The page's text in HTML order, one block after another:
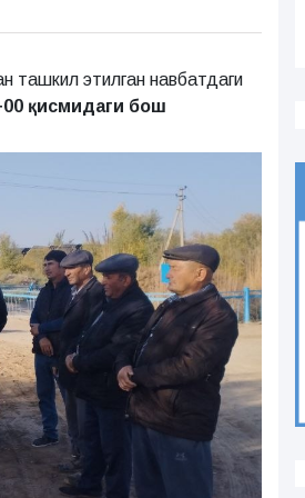
ташкил этилган навбатдаги
қисмидаги бош